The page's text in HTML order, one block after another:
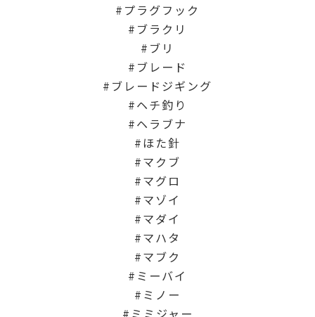
プラグフック
ブラクリ
ブリ
ブレード
ブレードジギング
ヘチ釣り
ヘラブナ
ほた針
マクブ
マグロ
マゾイ
マダイ
マハタ
マブク
ミーバイ
ミノー
ミミジャー